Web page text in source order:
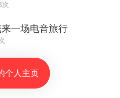
次
一场电音旅行
个人主页